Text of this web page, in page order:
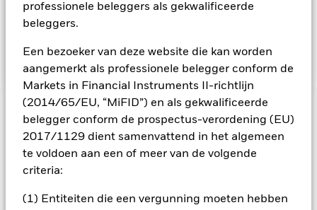
professionele beleggers als gekwalificeerde
beleggers.
Een bezoeker van deze website die kan worden
aangemerkt als professionele belegger conform de
Markets in Financial Instruments II-richtlijn
(2014/65/EU, “MiFID”) en als gekwalificeerde
belegger conform de prospectus-verordening (EU)
2017/1129 dient samenvattend in het algemeen
te voldoen aan een of meer van de volgende
criteria:
(1) Entiteiten die een vergunning moeten hebben
ten minste 70% van zijn totale activa in aandelen van
bedrijven met een kleine of gemiddelde marktkapitalisatie
Japan.
BELANGRIJKE GEGEVENS: Kapitaalrisico.
De waarde en
zijn niet gegarandeerd. Beleggers verliezen mogelijk hun
oorspronkelijke inleg.
volumes verhandeld en vertonen grotere